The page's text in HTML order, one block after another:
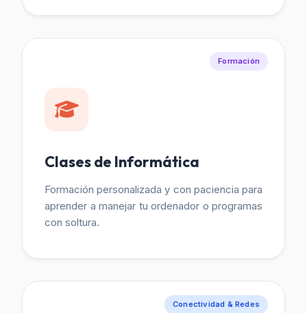
Formación
Clases de Informática
Formación personalizada y con paciencia para
aprender a manejar tu ordenador o programas
con soltura.
Conectividad & Redes